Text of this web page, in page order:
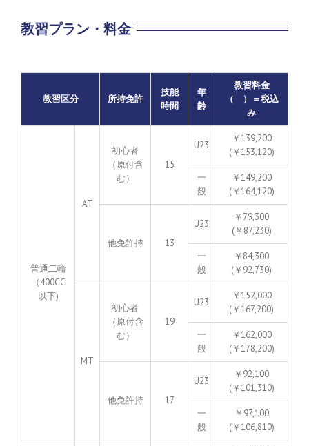
教習プラン・料金
教習区分 所持免許
技能
時間
年
齢
教習料金
（ ）＝税込
み
普通二輪
（400CC
以下)
AT
初心者
（原付含
む）
15
U23
￥139,200
(￥153,120)
一
般
￥149,200
(￥164,120)
他免許持 13
U23
￥79,300
(￥87,230)
一
般
￥84,300
(￥92,730)
MT
初心者
（原付含
む）
19
U23
￥152,000
(￥167,200)
一
般
￥162,000
(￥178,200)
他免許持 17
U23
￥92,100
(￥101,310)
一
般
￥97,100
(￥106,810)